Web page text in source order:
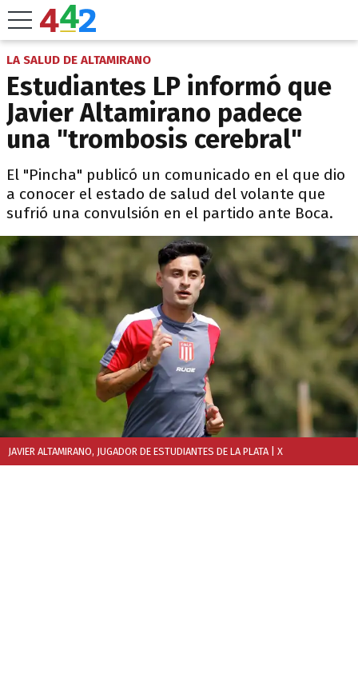
LA SALUD DE ALTAMIRANO
Estudiantes LP informó que
Javier Altamirano padece
una "trombosis cerebral"
El "Pincha" publicó un comunicado en el que dio
a conocer el estado de salud del volante que
sufrió una convulsión en el partido ante Boca.
JAVIER ALTAMIRANO, JUGADOR DE ESTUDIANTES DE LA PLATA | X